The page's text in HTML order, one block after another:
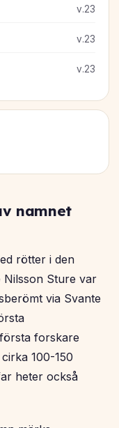
v.23
v.23
v.23
namnet
rötter i den
Nilsson Sture var
via Svante
forskare
100-150
heter också